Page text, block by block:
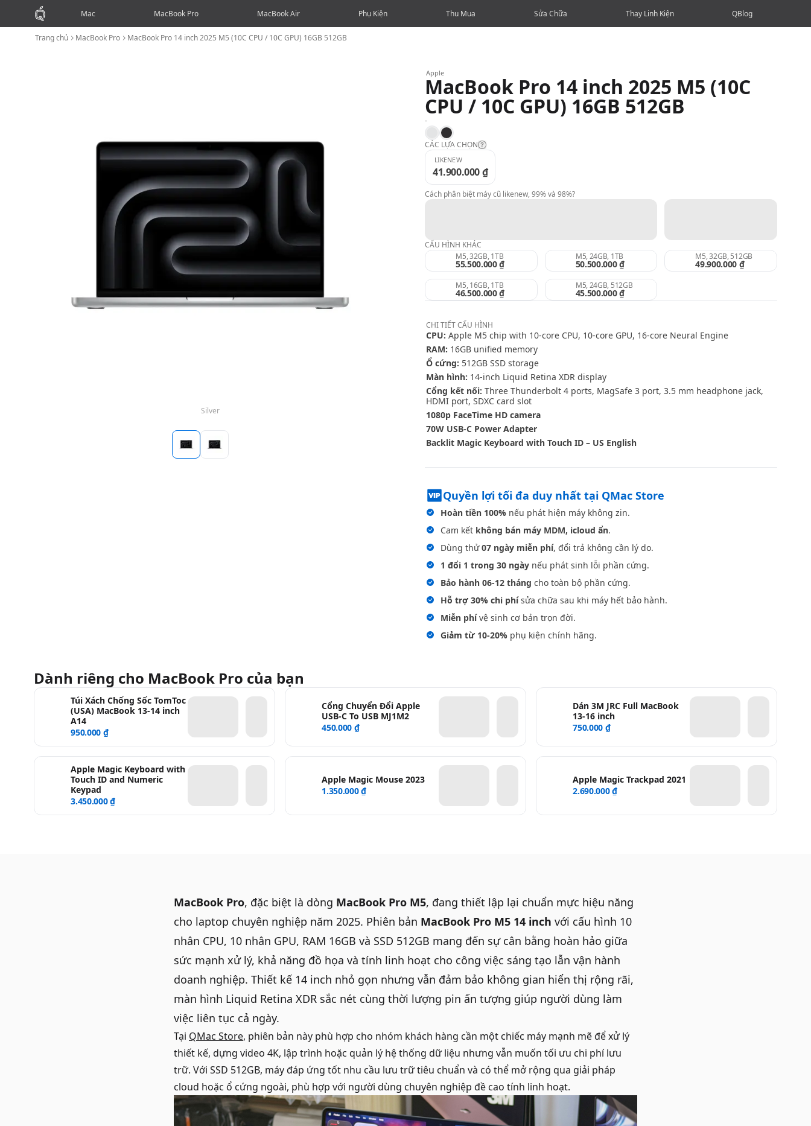
Mac MacBook Pro MacBook Air Phụ Kiện Thu Mua Sửa Chữa Thay Linh Kiện QBlog
Trang chủ MacBook Pro MacBook Pro 14 inch 2025 M5 (10C CPU / 10C GPU) 16GB 512GB
Silver
Apple
MacBook Pro 14 inch 2025 M5 (10C
CPU / 10C GPU) 16GB 512GB
-
SilverSpace Black
CÁC LỰA CHỌN
Likenew:
98%:
LIKENEW
41.900.000 ₫
Cách phân biệt máy cũ likenew, 99% và 98%?
CẤU HÌNH KHÁC
M5, 32GB, 1TB
55.500.000 ₫
M5, 24GB, 1TB
50.500.000 ₫
M5, 32GB, 512GB
49.900.000 ₫
M5, 16GB, 1TB
46.500.000 ₫
M5, 24GB, 512GB
45.500.000 ₫
CHI TIẾTCẤU HÌNH
CPU: Apple M5 chip with 10-core CPU, 10-core GPU, 16-core Neural Engine
RAM: 16GB unified memory
Ổ cứng: 512GB SSD storage
Màn hình: 14-inch Liquid Retina XDR display
Cổng kết nối: Three Thunderbolt 4 ports, MagSafe 3 port, 3.5 mm headphone jack,
HDMI port, SDXC card slot
1080p FaceTime HD camera
70W USB-C Power Adapter
Backlit Magic Keyboard with Touch ID – US English
Quyền lợi tối đa duy nhất tại QMac Store
Hoàn tiền 100% nếu phát hiện máy không zin.
Cam kết không bán máy MDM, icloud ẩn.
Dùng thử07 ngày miễn phí, đổi trả không cần lý do.
1 đổi 1 trong 30 ngày nếu phát sinh lỗi phần cứng.
Bảo hành 06-12 tháng cho toàn bộ phần cứng.
Hỗ trợ 30% chi phísửa chữa sau khi máy hết bảo hành.
Miễn phívệ sinh cơ bản trọn đời.
Giảm từ 10-20% phụ kiện chính hãng.
Dành riêng cho MacBook Pro của bạn
Túi Xách Chống Sốc TomToc
(USA) MacBook 13-14 inch
A14
950.000 ₫
Cổng Chuyển Đổi Apple
USB-C To USB MJ1M2
450.000 ₫
Dán 3M JRC Full MacBook
13-16 inch
750.000 ₫
Apple Magic Keyboard with
Touch ID and Numeric
Keypad
3.450.000 ₫
Apple Magic Mouse 2023
1.350.000 ₫
Apple Magic Trackpad 2021
2.690.000 ₫
MacBook Pro, đặc biệt là dòng MacBook Pro M5, đang thiết lập lại chuẩn mực hiệu năng
cho laptop chuyên nghiệp năm 2025. Phiên bản MacBook Pro M5 14 inch với cấu hình 10
nhân CPU, 10 nhân GPU, RAM 16GB và SSD 512GB mang đến sự cân bằng hoàn hảo giữa
sức mạnh xử lý, khả năng đồ họa và tính linh hoạt cho công việc sáng tạo lẫn vận hành
doanh nghiệp. Thiết kế 14 inch nhỏ gọn nhưng vẫn đảm bảo không gian hiển thị rộng rãi,
màn hình Liquid Retina XDR sắc nét cùng thời lượng pin ấn tượng giúp người dùng làm
việc liên tục cả ngày.
Tại QMac Store, phiên bản này phù hợp cho nhóm khách hàng cần một chiếc máy mạnh mẽ để xử lý
thiết kế, dựng video 4K, lập trình hoặc quản lý hệ thống dữ liệu nhưng vẫn muốn tối ưu chi phí lưu
trữ. Với SSD 512GB, máy đáp ứng tốt nhu cầu lưu trữ tiêu chuẩn và có thể mở rộng qua giải pháp
cloud hoặc ổ cứng ngoài, phù hợp với người dùng chuyên nghiệp đề cao tính linh hoạt.